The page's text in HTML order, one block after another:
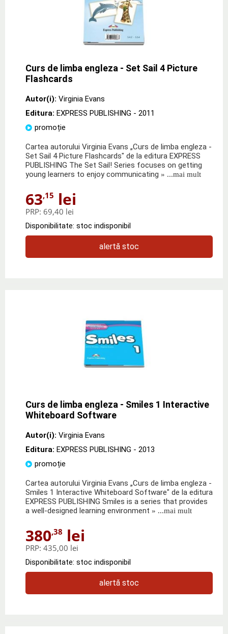
Curs de limba engleza - Set Sail 4 Picture
Flashcards
Autor(i): Virginia Evans
Editura: EXPRESS PUBLISHING - 2011
promoție
Cartea autorului Virginia Evans „Curs de limba engleza -
Set Sail 4 Picture Flashcards" de la editura EXPRESS
PUBLISHING The Set Sail! Series focuses on getting
young learners to enjoy communicating » ...mai mult
63,15 lei
PRP: 69,40 lei
Disponibilitate: stoc indisponibil
alertă stoc
Curs de limba engleza - Smiles 1 Interactive
Whiteboard Software
Autor(i): Virginia Evans
Editura: EXPRESS PUBLISHING - 2013
promoție
Cartea autorului Virginia Evans „Curs de limba engleza -
Smiles 1 Interactive Whiteboard Software" de la editura
EXPRESS PUBLISHING Smiles is a series that provides
a well-designed learning environment » ...mai mult
380,38 lei
PRP: 435,00 lei
Disponibilitate: stoc indisponibil
alertă stoc